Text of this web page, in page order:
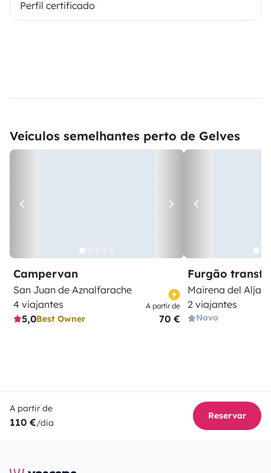
Perfil certificado
Veículos semelhantes perto de Gelves
Campervan
San Juan de Aznalfarache
4 viajantes
5,0Best Owner
A partir de
70 €
Furgão
Mairena del
2 viajantes
Novo
A partir de
110 €/dia
Reservar